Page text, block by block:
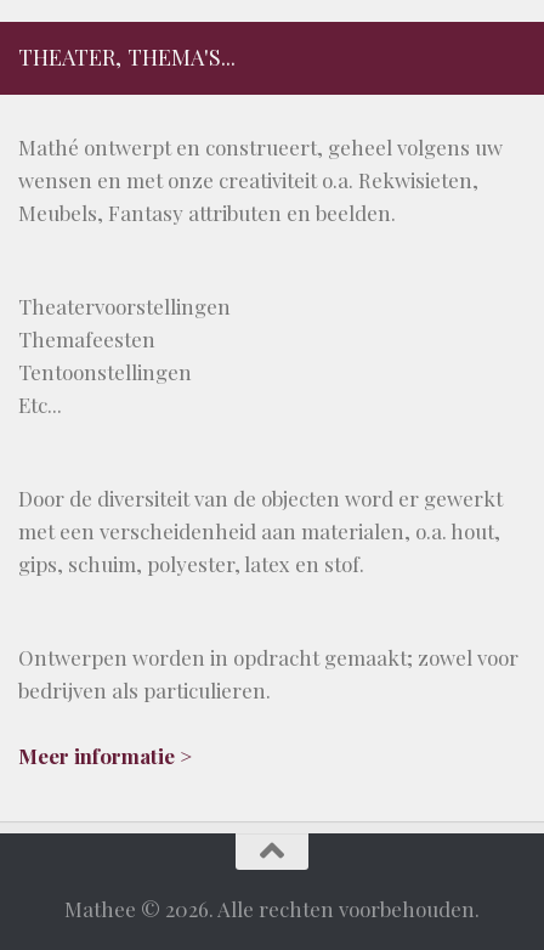
THEATER, THEMA'S...
Mathé ontwerpt en construeert, geheel volgens uw
wensen en met onze creativiteit o.a. Rekwisieten,
Meubels, Fantasy attributen en beelden.
Theatervoorstellingen
Themafeesten
Tentoonstellingen
Etc...
Door de diversiteit van de objecten word er gewerkt
met een verscheidenheid aan materialen, o.a. hout,
gips, schuim, polyester, latex en stof.
Ontwerpen worden in opdracht gemaakt; zowel voor
bedrijven als particulieren.
Meer informatie >
Mathee © 2026. Alle rechten voorbehouden.